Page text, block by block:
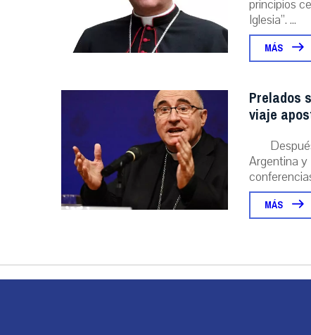
principios
Iglesia”. ...
MÁS
Prelados
viaje
Argentina y
MÁS